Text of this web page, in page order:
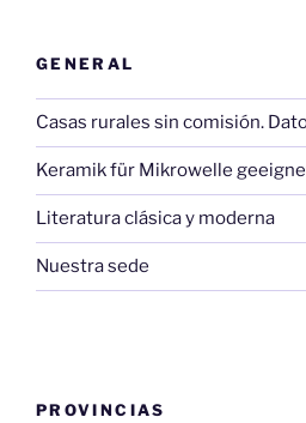
GENERAL
Casas rurales sin comisión.
Keramik für Mikrowelle
Literatura clásica y moderna
Nuestra sede
PROVINCIAS